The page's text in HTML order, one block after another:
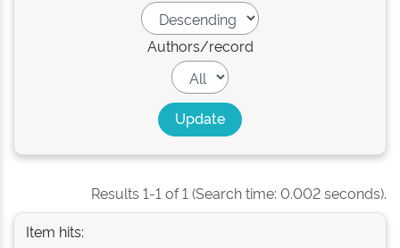
Authors/record
Results 1-1 of 1 (Search time: 0.002 seconds).
Item hits: